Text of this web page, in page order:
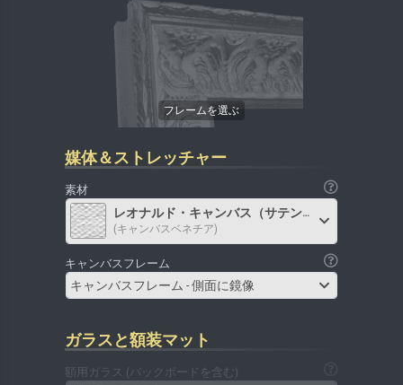
媒体＆ストレッチャー
素材
レオナルド・キャンバス（サテン）
(キャンバスベネチア)
キャンバスフレーム
キャンバスフレーム - 側面に鏡像
ガラスと額装マット
額用ガラス (バックボードを含む)